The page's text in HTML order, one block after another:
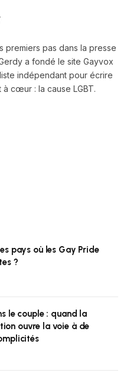
premiers pas dans la presse
a fondé le site Gayvox
indépendant pour écrire
à cœur : la cause LGBT.
pays où les Gay Pride
?
le couple : quand la
ouvre la voie à de